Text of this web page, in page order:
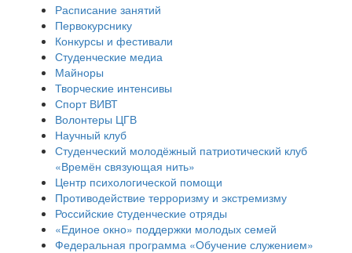
Расписание занятий
Первокурснику
Конкурсы и фестивали
Студенческие медиа
Майноры
Творческие интенсивы
Спорт ВИВТ
Волонтеры ЦГВ
Научный клуб
Студенческий молодёжный патриотический клуб
«Времён связующая нить»
Центр психологической помощи
Противодействие терроризму и экстремизму
Российские cтуденческие отряды
«Единое окно» поддержки молодых семей
Федеральная программа «Обучение служением»